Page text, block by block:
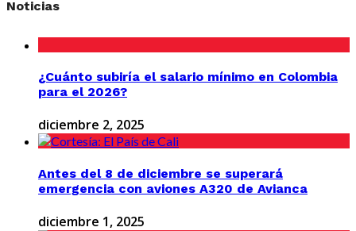
Noticias
¿Cuánto subiría el salario mínimo en Colombia
para el 2026?
diciembre 2, 2025
Antes del 8 de diciembre se superará
emergencia con aviones A320 de Avianca
diciembre 1, 2025